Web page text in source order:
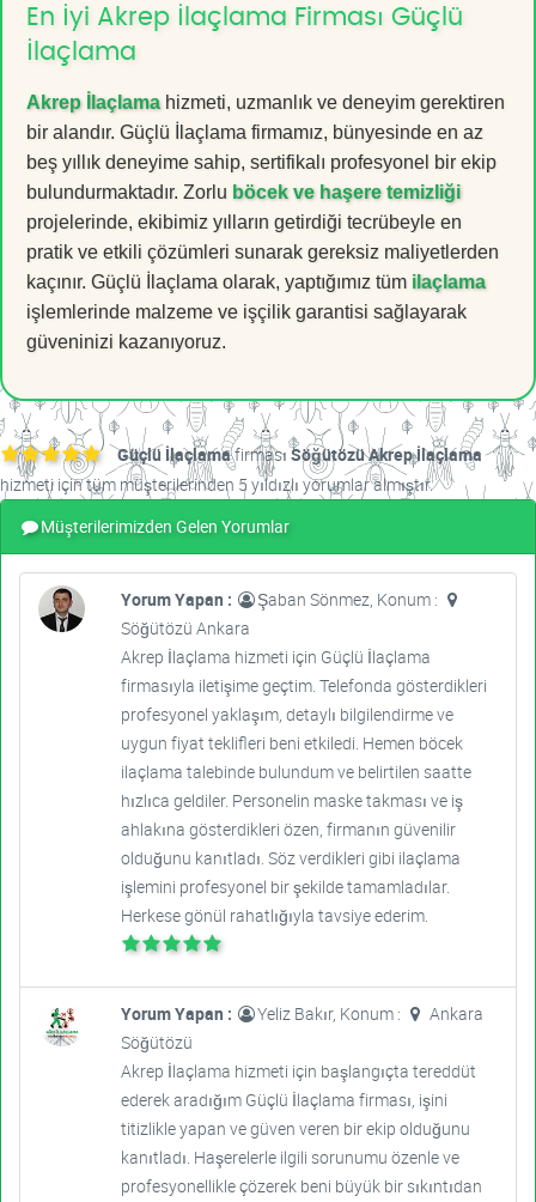
En İyi Akrep İlaçlama Firması Güçlü
İlaçlama
Akrep İlaçlamahizmeti, uzmanlık ve deneyim gerektiren
bir alandır. Güçlü İlaçlama firmamız, bünyesinde en az
beş yıllık deneyime sahip, sertifikalı profesyonel bir ekip
bulundurmaktadır. Zorlu böcek ve haşere temizliği
projelerinde, ekibimiz yılların getirdiği tecrübeyle en
pratik ve etkili çözümleri sunarak gereksiz maliyetlerden
kaçınır. Güçlü İlaçlama olarak, yaptığımız tüm ilaçlama
işlemlerinde malzeme ve işçilik garantisi sağlayarak
güveninizi kazanıyoruz.
Güçlü İlaçlamafirmasıSöğütözü Akrep İlaçlama
hizmeti için tüm müşterilerinden 5 yıldızlı yorumlar almıştır.
Müşterilerimizden Gelen Yorumlar
Yorum Yapan :
Şaban Sönmez, Konum :
Söğütözü Ankara
Akrep İlaçlama hizmeti için Güçlü İlaçlama
firmasıyla iletişime geçtim. Telefonda gösterdikleri
profesyonel yaklaşım, detaylı bilgilendirme ve
uygun fiyat teklifleri beni etkiledi. Hemen böcek
ilaçlama talebinde bulundum ve belirtilen saatte
hızlıca geldiler. Personelin maske takması ve iş
ahlakına gösterdikleri özen, firmanın güvenilir
olduğunu kanıtladı. Söz verdikleri gibi ilaçlama
işlemini profesyonel bir şekilde tamamladılar.
Herkese gönül rahatlığıyla tavsiye ederim.
Yorum Yapan : Yeliz Bakır, Konum :
Ankara
Söğütözü
Akrep İlaçlama hizmeti için başlangıçta tereddüt
ederek aradığım Güçlü İlaçlama firması, işini
titizlikle yapan ve güven veren bir ekip olduğunu
kanıtladı. Haşerelerle ilgili sorunumu özenle ve
profesyonellikle çözerek beni büyük bir sıkıntıdan